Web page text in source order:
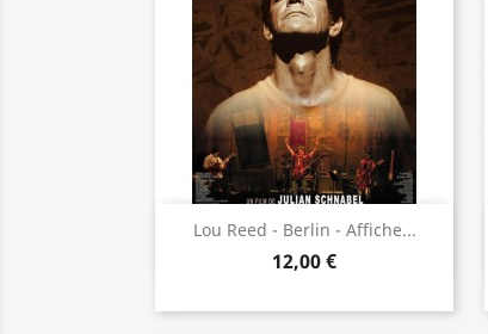
Lou Reed - Berlin - Affiche...
12,00 €
Aperçu rapide